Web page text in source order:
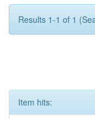
Results 1-1 of 1
Item hits: